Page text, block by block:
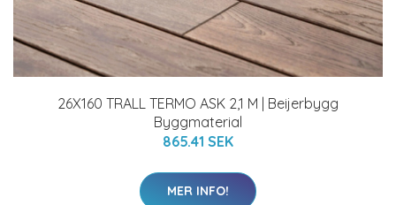
26X160 TRALL TERMO ASK 2,1 M | Beijerbygg
Byggmaterial
865.41 SEK
MER INFO!